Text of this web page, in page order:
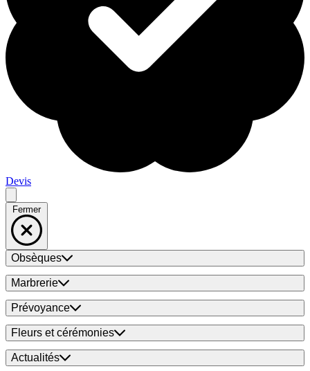
Devis
Fermer
Obsèques
Marbrerie
Prévoyance
Fleurs et cérémonies
Actualités